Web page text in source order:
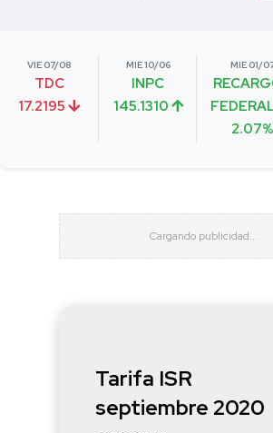
VIE 07/08
TDC
17.2195
MIE 10/06
INPC
145.1310
MIE 01/
2.07%
Tarifa ISR
septiembre 2020